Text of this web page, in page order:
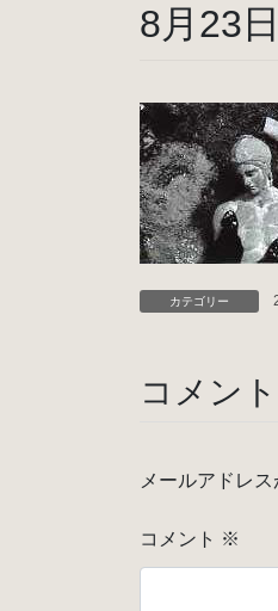
8月23
カテゴリー
コメン
メールアドレ
コメント ※